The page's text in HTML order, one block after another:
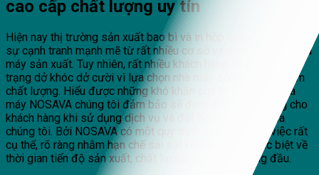
cao cấp chất lượng uy tín
Hiện nay thị trường sản xuất bao bì và in hộp quà chứng kiến
sự cạnh tranh mạnh mẽ từ rất nhiều cơ sở và doanh nghiệp nhà
máy sản xuất. Tuy nhiên, rất nhiều khách hàng đã rơi vào tình
trạng dở khóc dở cười vì lựa chọn nhà máy sản xuất hộp kém
chất lượng. Hiểu được những khó khăn của khách hàng, nhà
máy NOSAVA chúng tôi đảm bảo sẽ đem đến sự hài lòng cho
khách hàng khi sử dụng dịch vụ và đặt đơn hàng hộp của
chúng tôi. Bởi NOSAVA có một quy trình sản xuất, làm việc rất
cụ thể, rõ ràng nhằm hạn chế sai sót khi thực hiện, đặc biệt về
thời gian tiến độ sản xuất, chất lượng sẽ đặt lên hàng đầu.